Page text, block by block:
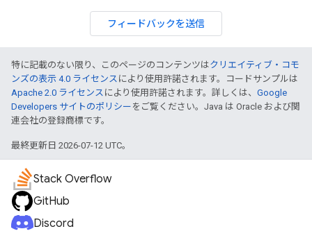
フィードバックを送信
特に記載のない限り、このページのコンテンツはクリエイティブ・コモ
ンズの表示 4.0 ライセンス により使用許諾されます。コードサンプルは
Apache 2.0 ライセンス により使用許諾されます。詳しくは、 Google
Developers サイトのポリシー をご覧ください。Java は Oracle および関
連会社の登録商標です。
最終更新日 2026-07-12 UTC。
Stack Overflow
GitHub
Discord